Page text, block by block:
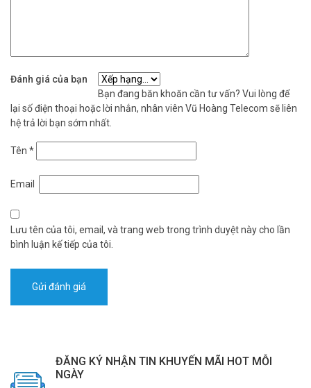
– Thẻ nhớ 32Gb, thời gian lưu trữ 4-5 ngày.
– Thẻ nhớ 64Gb, thời gian lưu trữ 10-15 ngày.
– Thẻ nhớ 128Gb, thời gian lưu trữ đến 20 ngày.
hệ HOTLINE 1900.9259 để được hỗ trợ tốt nhất. Tham khảo thêm
các sản phẩm khác tại websitevuhoangtelecom.vn
Đánh giá của bạn
Bạn đang băn khoăn cần tư vấn? Vui lòng để
lại số điện thoại hoặc lời nhắn, nhân viên Vũ Hoàng Telecom sẽ liên
hệ trả lời bạn sớm nhất.
Tên *
Email
Lưu tên của tôi, email, và trang web trong trình duyệt này cho lần
bình luận kế tiếp của tôi.
ĐĂNG KÝ NHẬN TIN KHUYẾN MÃI HOT MỖI
NGÀY